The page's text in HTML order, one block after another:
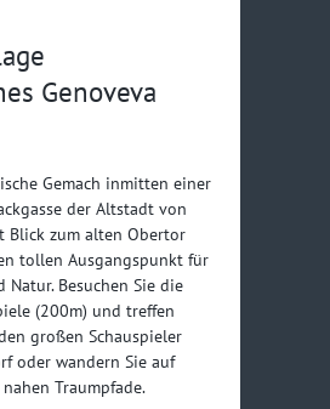
Genoveva
Gemach inmitten einer
der Altstadt von
Blick zum alten Obertor
tollen Ausgangspunkt für
Natur. Besuchen Sie die
(200m) und treffen
großen Schauspieler
oder wandern Sie auf
Traumpfade.